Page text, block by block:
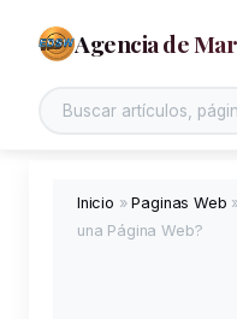
Agencia de
Inicio »Paginas Web
una Página Web?